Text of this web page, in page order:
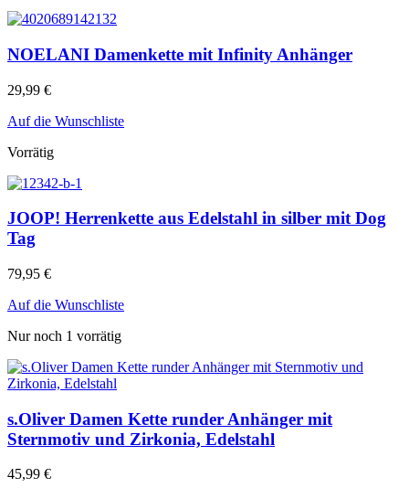
NOELANI Damenkette mit Infinity Anhänger
29,99 €
Auf die Wunschliste
Vorrätig
JOOP! Herrenkette aus Edelstahl in silber mit Dog
Tag
79,95 €
Auf die Wunschliste
Nur noch 1 vorrätig
s.Oliver Damen Kette runder Anhänger mit
Sternmotiv und Zirkonia, Edelstahl
45,99 €